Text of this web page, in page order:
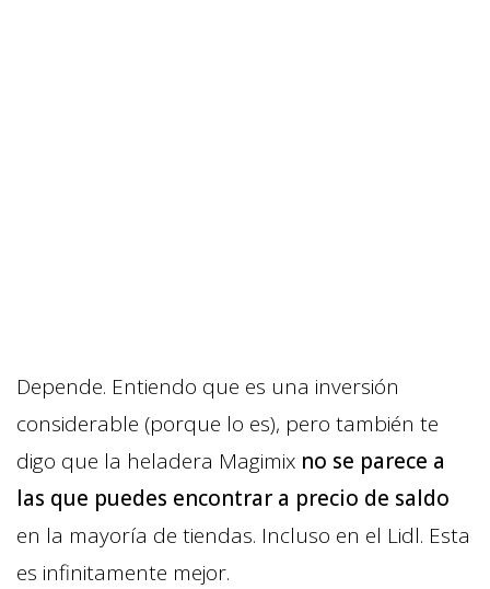
Depende. Entiendo que es una inversión
considerable (porque lo es), pero también te
digo que la heladera Magimix no se parece a
las que puedes encontrar a precio de saldo
en la mayoría de tiendas. Incluso en el Lidl. Esta
es infinitamente mejor.